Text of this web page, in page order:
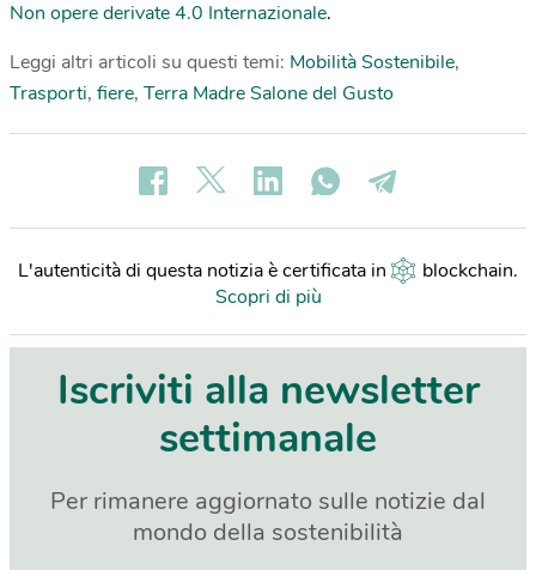
Non opere derivate 4.0 Internazionale.
Leggi altri articoli su questi temi: Mobilità Sostenibile,
Trasporti, fiere, Terra Madre Salone del Gusto
L'autenticità di questa notizia è certificata in blockchain.
Scopri di più
Iscriviti alla newsletter
settimanale
Per rimanere aggiornato sulle notizie dal
mondo della sostenibilità